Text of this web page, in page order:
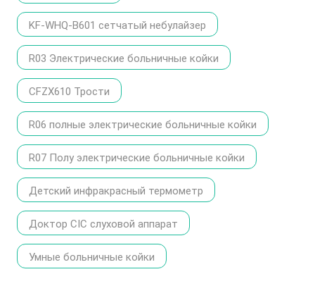
KF-WHQ-B601 сетчатый небулайзер
R03 Электрические больничные койки
CFZX610 Трости
R06 полные электрические больничные койки
R07 Полу электрические больничные койки
Детский инфракрасный термометр
Доктор CIC слуховой аппарат
Умные больничные койки